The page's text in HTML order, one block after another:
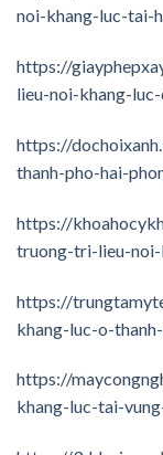
noi-khang-luc-tai-
https://
lieu-noi-khang-
https://
thanh-pho-hai-
https://
truong-tri-lieu-
https://
khang-luc-o-
https://
khang-luc-tai-